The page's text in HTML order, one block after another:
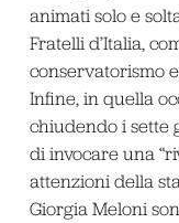
animati solo e
Fratelli d’Italia,
conservatorismo
Infine, in quella
chiudendo i sette
di invocare una
attenzioni della
Giorgia Meloni